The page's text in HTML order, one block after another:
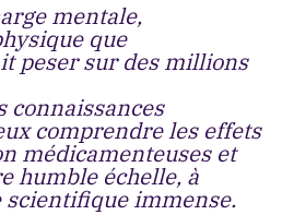
mentale,
que
peser sur des millions
connaissances
comprendre les effets
médicamenteuses et
humble échelle, à
immense.